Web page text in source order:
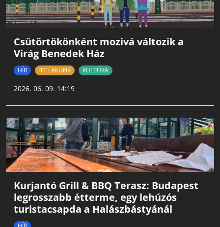
Csütörtökönként mozivá változik a
Virág Benedek Ház
HÍR ITT LAKUNK KULTÚRA
2026. 06. 09. 14:19
Kurjantó Grill & BBQ Terasz: Budapest
legrosszabb étterme, egy lehúzós
turistacsapda a Halászbástyánál